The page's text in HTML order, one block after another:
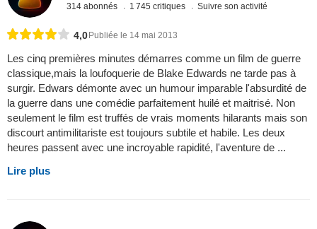
314 abonnés 1 745 critiques Suivre son activité
4,0 Publiée le 14 mai 2013
Les cinq premières minutes démarres comme un film de guerre
classique,mais la loufoquerie de Blake Edwards ne tarde pas à
surgir. Edwars démonte avec un humour imparable l'absurdité de
la guerre dans une comédie parfaitement huilé et maitrisé. Non
seulement le film est truffés de vrais moments hilarants mais son
discourt antimilitariste est toujours subtile et habile. Les deux
heures passent avec une incroyable rapidité, l'aventure de ...
Lire plus